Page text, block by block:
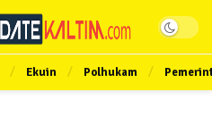
Ekuin Polhukam